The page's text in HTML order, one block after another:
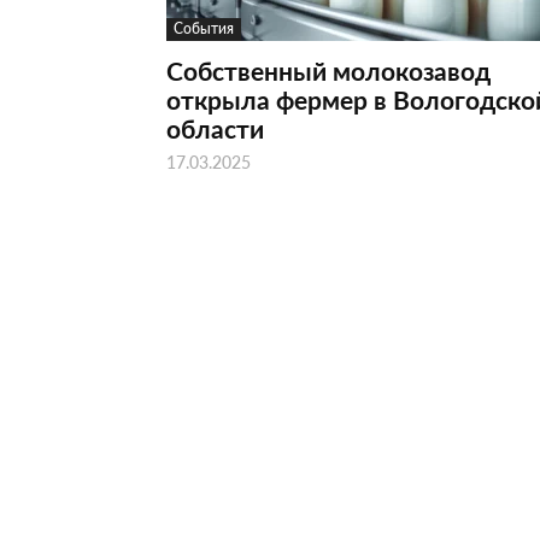
События
Собственный молокозавод
открыла фермер в
области
17.03.2025